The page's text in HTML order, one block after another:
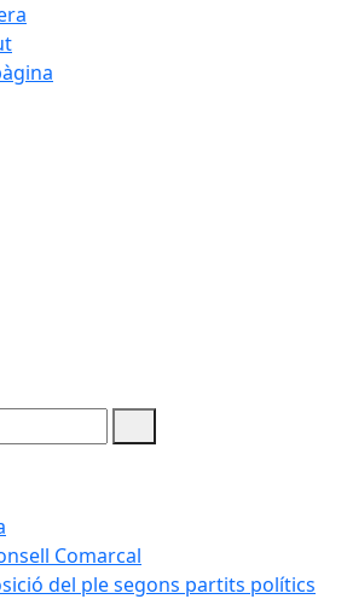
Comarcal
del ple segons partits polítics